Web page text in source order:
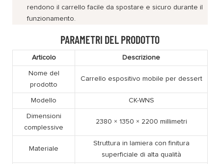
rendono il carrello facile da spostare e sicuro durante il
funzionamento.
PARAMETRI DEL PRODOTTO
Articolo Descrizione
Nome del
prodotto
Carrello espositivo mobile per dessert
Modello CK-WNS
Dimensioni
complessive
2380 × 1350 × 2200 millimetri
Materiale
Struttura in lamiera con finitura
superficiale di alta qualità